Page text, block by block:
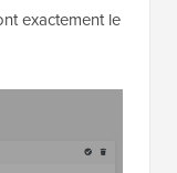
exactement le